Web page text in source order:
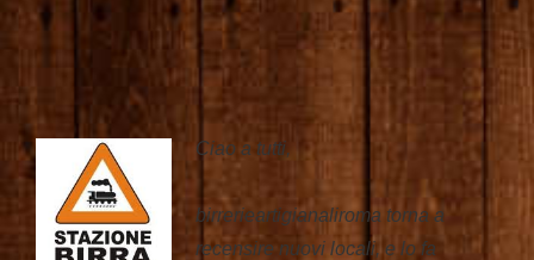
Ciao a tutti,
birrerieartigianaliroma torna a
recensire nuovi locali, e lo fa